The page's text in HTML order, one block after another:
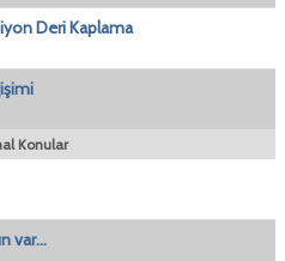
Deri Kaplama
Konular
var...